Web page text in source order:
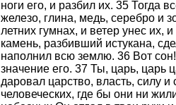
ноги его, и разбил их. 35 Тогда
железо, глина, медь, серебро и
летних гумнах, и ветер унес их,
камень, разбивший истукана,
наполнил всю землю. 36 Вот
значение его. 37 Ты, царь, царь
даровал царство, власть, силу
человеческих, где бы они ни